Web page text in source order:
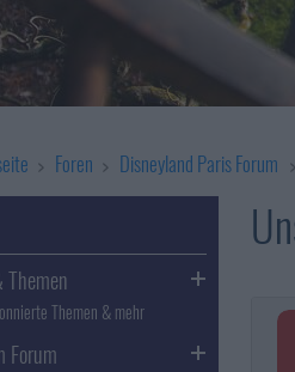
Foren Disneyland Paris Forum
Themen
Themen & mehr
Forum